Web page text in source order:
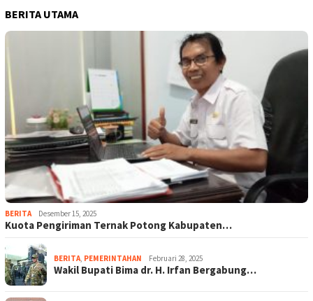
BERITA UTAMA
BERITA Desember 15, 2025
Kuota Pengiriman Ternak Potong Kabupaten…
BERITA, PEMERINTAHAN Februari 28, 2025
Wakil Bupati Bima dr. H. Irfan Bergabung…